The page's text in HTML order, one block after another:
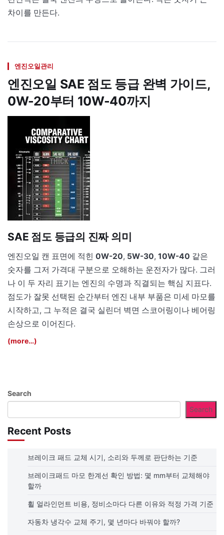
차이를 만든다.
엔진오일관리
엔진오일 SAE 점도 등급 완벽 가이드,
0W-20부터 10W-40까지
SAE 점도 등급의 진짜 의미
엔진오일 캔 표면에 적힌 0W-20, 5W-30, 10W-40 같은
숫자를 그저 가격대 구분으로 오해하는 운전자가 많다. 그러
나 이 두 자리 표기는 엔진의 수명과 직결되는 핵심 지표다.
점도가 잘못 선택된 순간부터 엔진 내부 부품은 미세 마모를
시작하고, 그 누적은 결국 실린더 벽면 스코어링이나 베어링
손상으로 이어진다.
(more…)
Search
Search
Recent Posts
브레이크 패드 교체 시기, 소리와 두께로 판단하는 기준
브레이크패드 마모 한계선 확인 방법: 몇 mm부터 교체해야
할까
휠 얼라인먼트 비용, 정비소마다 다른 이유와 적정 가격 기준
자동차 냉각수 교체 주기, 몇 년마다 바꿔야 할까?